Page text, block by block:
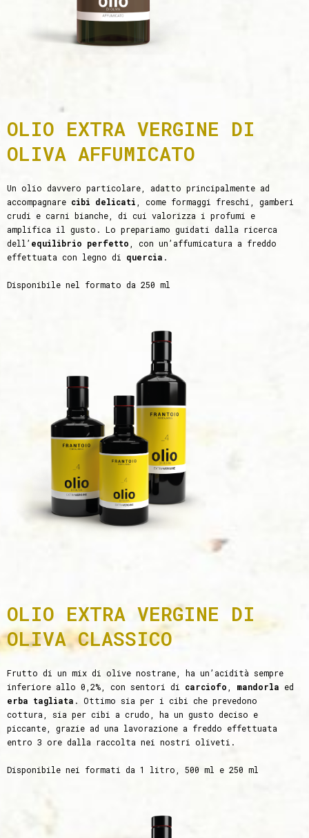
OLIO EXTRA VERGINE DI
OLIVA AFFUMICATO
Un olio davvero particolare, adatto principalmente ad
accompagnare cibi delicati , come formaggi freschi, gamberi
crudi e carni bianche, di cui valorizza i profumi e
amplifica il gusto. Lo prepariamo guidati dalla ricerca
dell’ equilibrio perfetto , con un’affumicatura a freddo
effettuata con legno di quercia .
Disponibile nel formato da 250 ml
OLIO EXTRA VERGINE DI
OLIVA CLASSICO
Frutto di un mix di olive nostrane, ha un’acidità sempre
inferiore allo 0,2%, con sentori di carciofo, mandorla ed
erba tagliata . Ottimo sia per i cibi che prevedono
cottura, sia per cibi a crudo, ha un gusto deciso e
piccante, grazie ad una lavorazione a freddo effettuata
entro 3 ore dalla raccolta nei nostri oliveti.
Disponibile nei formati da 1 litro, 500 ml e 250 ml